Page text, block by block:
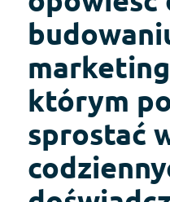
którym
sprostać